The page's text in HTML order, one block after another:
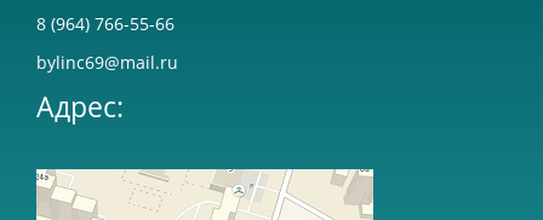
8 (964) 766-55-66
bylinc69@mail.ru
Адрес: